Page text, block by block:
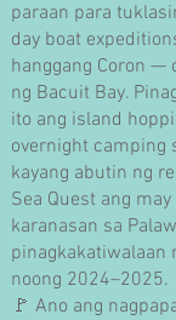
paraan para
day boat
hanggang Coron —
ng Bacuit Bay.
ito ang island
overnight camping
kayang abutin ng
Sea Quest ang
karanasan sa
pinagkakatiwalaan
noong 2024–2025.
🚩 Ano ang